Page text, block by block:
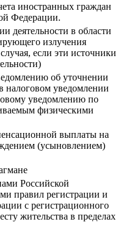
иностранных граждан
Федерации.
деятельности в области
излучения
если эти источники
об уточнении
налоговом уведомлении
уведомлению по
физическими
выплаты на
(усыновлением)
Российской
правил регистрации и
с регистрационного
жительства в пределах